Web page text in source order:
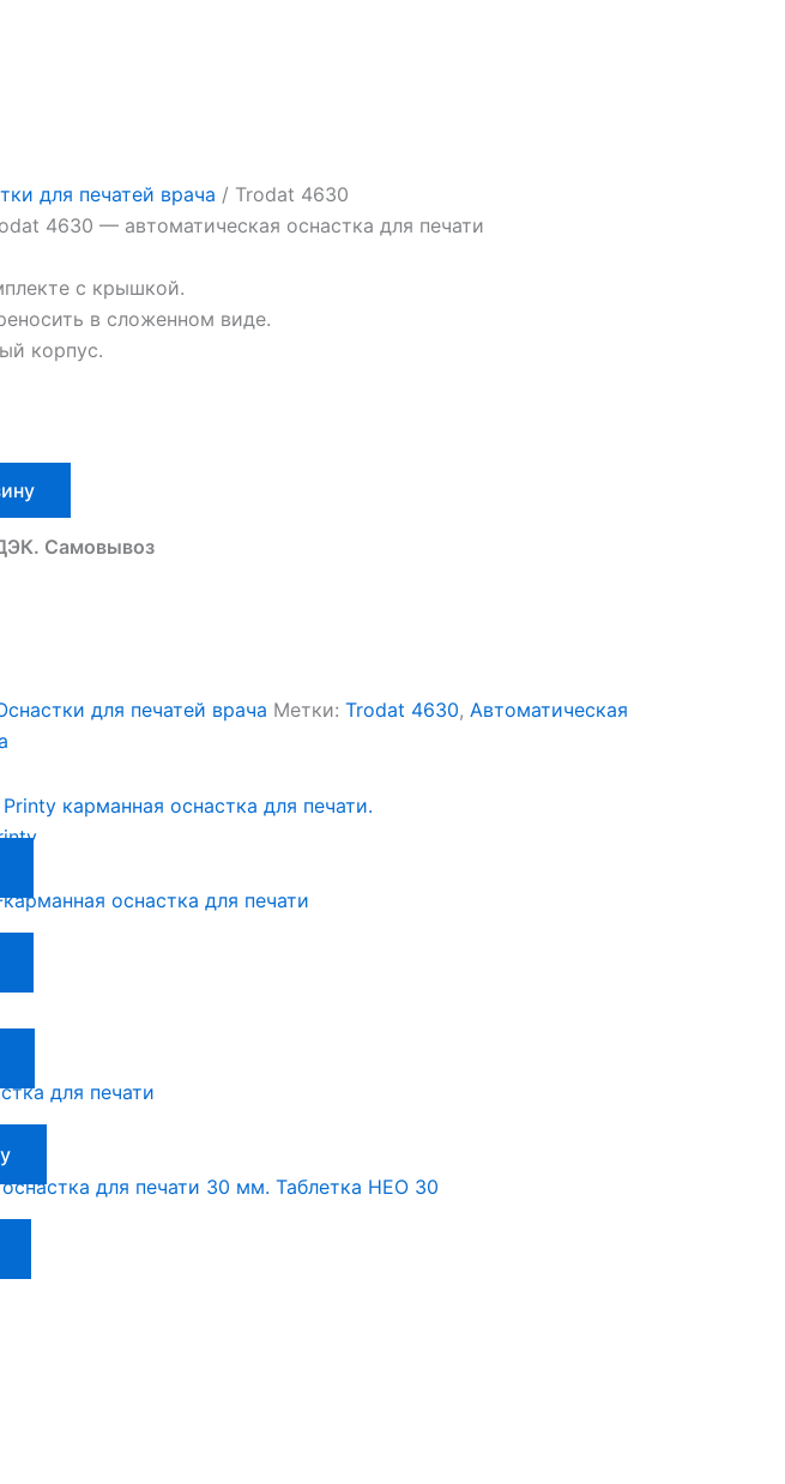
для печатей врача / Trodat 4630
4630 — автоматическая оснастка для печати
с крышкой.
в сложенном виде.
корпус.
Самовывоз
для печатей врача Метки: Trodat 4630, Автоматическая